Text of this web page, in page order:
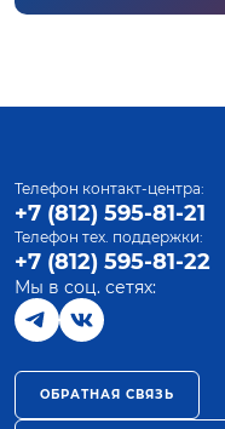
Телефон контакт-центра:
+7 (812) 595-81-21
Телефон тех. поддержки:
+7 (812) 595-81-22
Мы в соц. сетях:
ОБРАТНАЯ СВЯЗЬ